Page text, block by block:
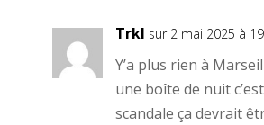
Trkl sur 2 mai 2025 à
Y’a plus rien à
une boîte de nuit
scandale ça devrait